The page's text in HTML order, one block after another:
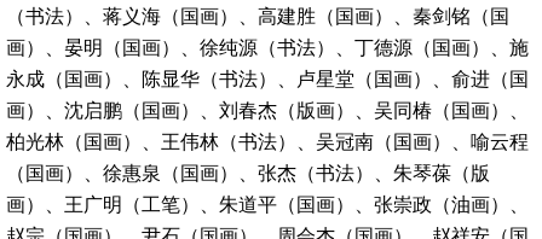
（书法）、蒋义海（国画）、高建胜（国画）、秦剑铭（国
画）、晏明（国画）、徐纯源（书法）、丁德源（国画）、施
永成（国画）、陈显华（书法）、卢星堂（国画）、俞进（国
画）、沈启鹏（国画）、刘春杰（版画）、吴同椿（国画）、
柏光林（国画）、王伟林（书法）、吴冠南（国画）、喻云程
（国画）、徐惠泉（国画）、张杰（书法）、朱琴葆（版
画）、王广明（工笔）、朱道平（国画）、张崇政（油画）、